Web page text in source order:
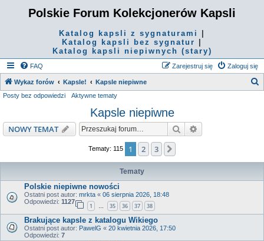
Polskie Forum Kolekcjonerów Kapsli
Katalog kapsli z sygnaturami
Katalog kapsli bez sygnatur
Katalog kapsli niepiwnych (stary)
FAQ Zaloguj się
Zarejestruj się
Wykaz forów Kapsle! Kapsle niepiwne
Posty bez odpowiedzi Aktywne tematy
Kapsle niepiwne
NOWY TEMAT Szukaj
Tematy: 115 1 2 3
Tematy
Polskie niepiwne nowości
Ostatni post autor: mrkta « 06 sierpnia 2026, 18:48
Odpowiedzi: 1127
1 … 35 36 37 38
Brakujące kapsle z katalogu Wikiego
Ostatni post autor: PawelG « 20 kwietnia 2026, 17:50
Odpowiedzi: 7